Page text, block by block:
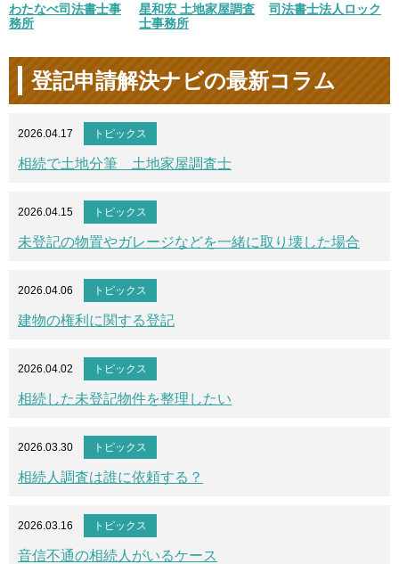
わたなべ司法書士事
務所
星和宏 土地家屋調査
士事務所
司法書士法人ロック
登記申請解決ナビの最新コラム
2026.04.17 トピックス
相続で土地分筆 土地家屋調査士
2026.04.15 トピックス
未登記の物置やガレージなどを一緒に取り壊した場合
2026.04.06 トピックス
建物の権利に関する登記
2026.04.02 トピックス
相続した未登記物件を整理したい
2026.03.30 トピックス
相続人調査は誰に依頼する？
2026.03.16 トピックス
音信不通の相続人がいるケース